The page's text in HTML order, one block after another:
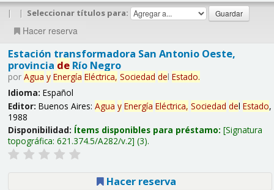
| | Seleccionar títulos para:
Hacer reserva
Estación transformadora San Antonio Oeste,
provincia deRío Negro
por Agua y Energía Eléctrica, Sociedad del Estado.
Idioma: Español
Editor: Buenos Aires: Agua y Energía Eléctrica, Sociedad del Estado,
1988
Disponibilidad: Ítems disponibles para préstamo: Signatura
topográfica: 621.374.5/A282/v.2 (3).
Hacer reserva